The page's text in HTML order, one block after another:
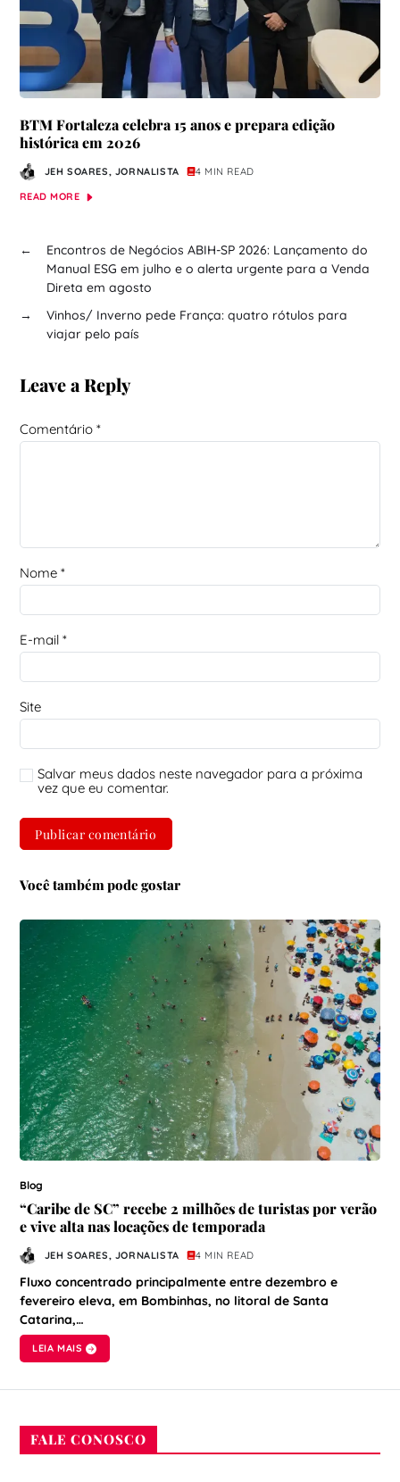
BTM Fortaleza celebra 15 anos e prepara edição
histórica em 2026
JEH SOARES, JORNALISTA
4 MIN READ
READ MORE
←
Encontros de Negócios ABIH-SP 2026: Lançamento do
Manual ESG em julho e o alerta urgente para a Venda
Direta em agosto
→
Vinhos/ Inverno pede França: quatro rótulos para
viajar pelo país
Leave a Reply
Comentário *
Nome *
E-mail *
Site
Salvar meus dados neste navegador para a próxima
vez que eu comentar.
Você também pode gostar
Blog
“Caribe de SC” recebe 2 milhões de turistas por verão
e vive alta nas locações de temporada
JEH SOARES, JORNALISTA 4 MIN READ
Fluxo concentrado principalmente entre dezembro e
fevereiro eleva, em Bombinhas, no litoral de Santa
Catarina,…
LEIA MAIS
FALE CONOSCO